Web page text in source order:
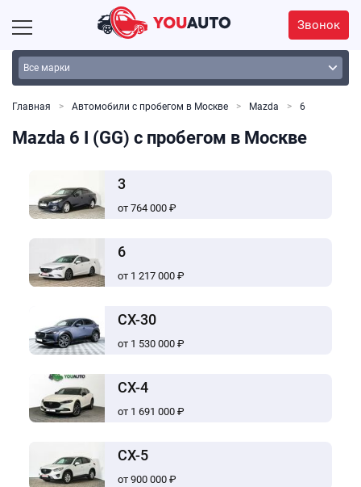
Звонок
Главная Автомобили с пробегом в Москве Mazda 6
Mazda 6 I (GG) с пробегом в Москве
3
от 764 000 ₽
6
от 1 217 000 ₽
CX-30
от 1 530 000 ₽
CX-4
от 1 691 000 ₽
CX-5
от 900 000 ₽